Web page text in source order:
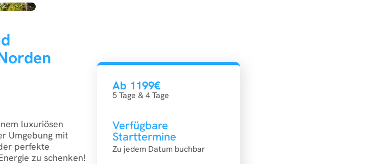
luxuriösen
Umgebung mit
perfekte
zu schenken!
Ab 1199€
5 Tage & 4 Tage
Verfügbare
Starttermine
Zu jedem Datum buchbar